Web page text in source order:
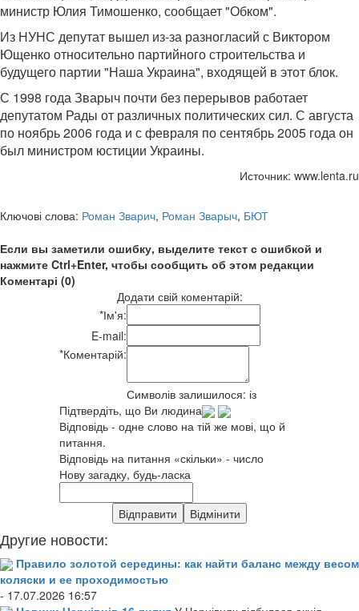
министр Юлия Тимошенко, сообщает "Обком".
Из НУНС депутат вышел из-за разногласий с Виктором
Ющенко относительно партийного строительства и
будущего партии "Наша Украина", входящей в этот блок.
С 1998 года Зварыч почти без перерывов работает
депутатом Рады от различных политических сил. С августа
по ноябрь 2006 года и с февраля по сентябрь 2005 года он
был министром юстиции Украины.
Источник: www.lenta.ru
Ключові слова: Роман Зварич, Роман Зварыч, БЮТ
Если вы заметили ошибку, выделите текст с ошибкой и
нажмите Ctrl+Enter, чтобы сообщить об этом редакции
Коментарі (0)
Додати свій коментарій:
*Ім'я:
E-mail:
*Коментарій:
Символів залишилося: із
Підтвердіть, що Ви людина
Відповідь - одне слово на тій же мові, що й
питання.
Відповідь на питання «скільки» - число
Нову загадку, будь-ласка
Другие новости:
Правило золотой середины: как найти баланс между весом
коляски и ее проходимостью
- 17.07.2026 16:57